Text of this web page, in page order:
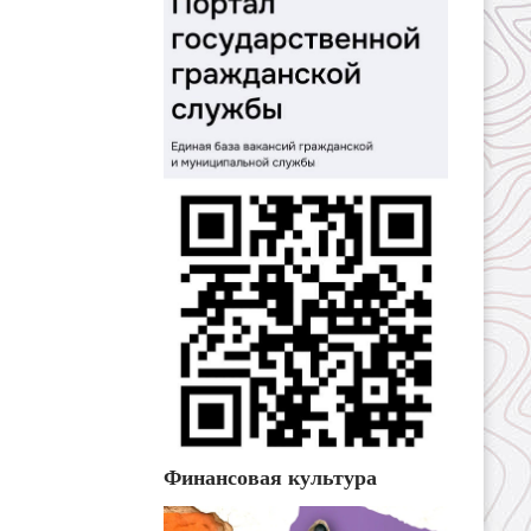
Финансовая культура